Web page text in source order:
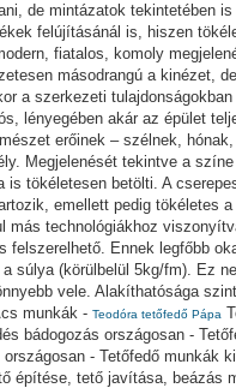
de mintázatok tekintetében
felújításánál is, hiszen
fiatalos, komoly
másodrangú a kinézet,
a szerkezeti
lényegében akár az épület
erőinek – szélnek,
Megjelenését tekintve a
is tökéletesen betölti. A
emellett pedig tökéletes
más technológiákhoz
felszerelhető. Ennek legfőbb
súlya (körülbelül 5kg/fm). Ez
vele. Alakíthatósága
munkák - Teodóra tetőfedő Pápa
bádogozás országosan -
- Tetőfedő munkák
építése, tető javítása, beázás